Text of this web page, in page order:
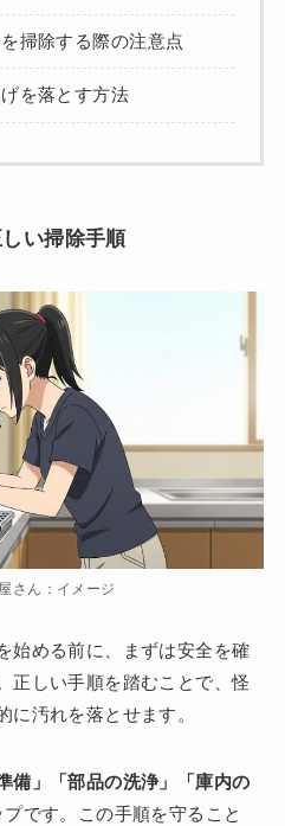
掃除する際の注意点
を落とす方法
い掃除手順
さん：イメージ
始める前に、まずは安全を確
正しい手順を踏むことで、怪
に汚れを落とせます。
準備」「部品の洗浄」「庫内の
です。この手順を守ること